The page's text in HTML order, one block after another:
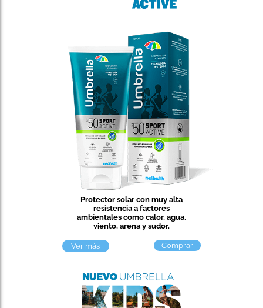
Protector solar con muy alta
resistencia a factores
ambientales como calor, agua,
viento, arena y sudor.
Ver más Comprar